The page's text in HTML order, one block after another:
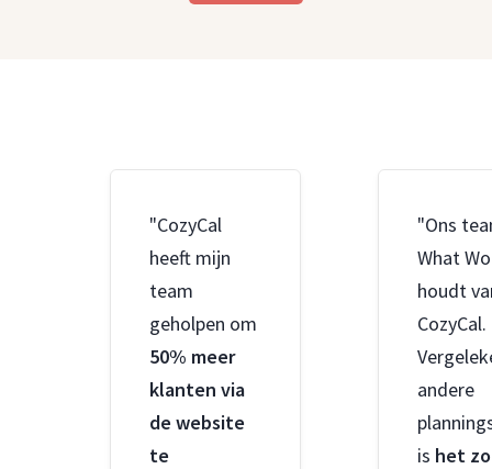
"CozyCal
heeft mijn
team
geholpen om
50% meer
klanten via
de website
te
"Ons
What
houdt
CozyCal.
andere
is het zo